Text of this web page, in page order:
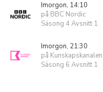
Imorgon, 14:10
på BBC Nordic
Säsong 4 Avsnitt 1
Imorgon, 21:30
på Kunskapskanalen
Säsong 6 Avsnitt 1